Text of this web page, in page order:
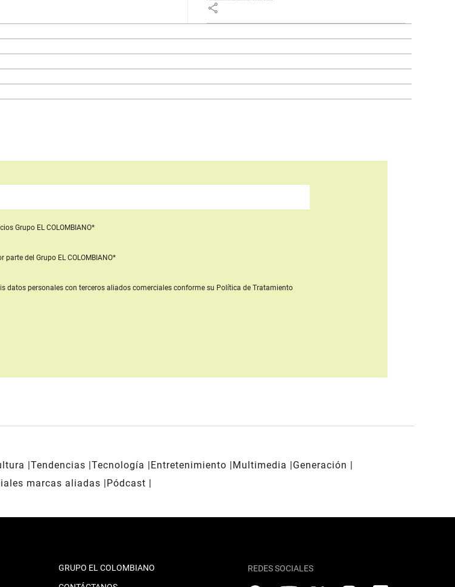
share
Grupo EL COLOMBIANO*
parte del Grupo EL COLOMBIANO*
datos personales con terceros aliados comercialesconforme su Política de Tratamiento
Tendencias Tecnología Entretenimiento Multimedia
Generación
marcas aliadas
Pódcast
GRUPO EL COLOMBIANO
REDES SOCIALES